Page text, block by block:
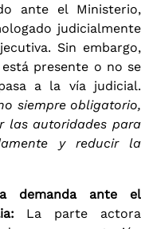
ante el Ministerio,
judicialmente
Sin embargo,
presente o no se
a la vía judicial​.
siempre obligatorio,
las autoridades para
y reducir la
demanda ante el
La parte actora